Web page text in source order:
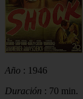
Año : 1946
Duración : 70 min.